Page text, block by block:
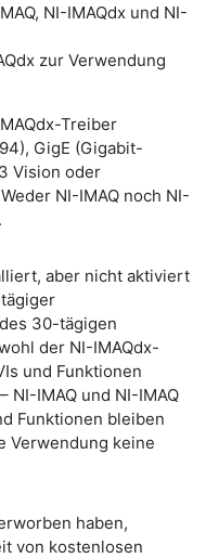
NI-IMAQdx und NI-
zur Verwendung
Treiber
GigE (Gigabit-
Vision oder
NI-IMAQ noch NI-
aber nicht aktiviert
30-tägigen
der NI-IMAQdx-
und Funktionen
IMAQ und NI-IMAQ
Funktionen bleiben
Verwendung keine
haben,
von kostenlosen